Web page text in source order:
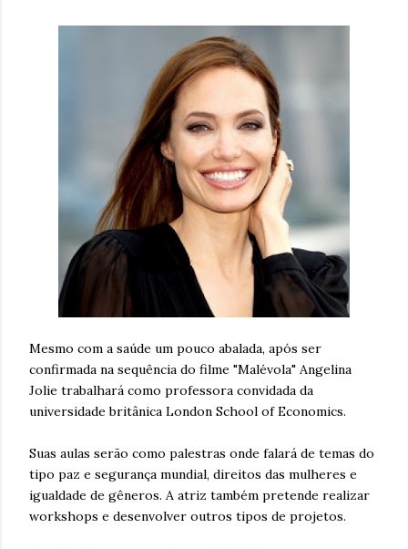
Mesmo com a saúde um pouco abalada, após ser
confirmada na sequência do filme "Malévola" Angelina
Jolie trabalhará como professora convidada da
universidade britânica London School of Economics.
Suas aulas serão como palestras onde falará de temas do
tipo paz e segurança mundial, direitos das mulheres e
igualdade de gêneros. A atriz também pretende realizar
workshops e desenvolver outros tipos de projetos.